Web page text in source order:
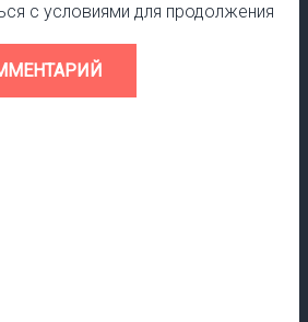
с условиями для продолжения